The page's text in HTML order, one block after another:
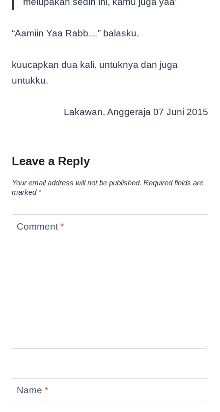
“Aamiin Yaa Rabb…” balasku.
kuucapkan dua kali. untuknya dan juga
untukku.
Lakawan, Anggeraja 07 Juni 2015
Leave a Reply
Your email address will not be published. Required fields are
marked *
Comment *
Name *